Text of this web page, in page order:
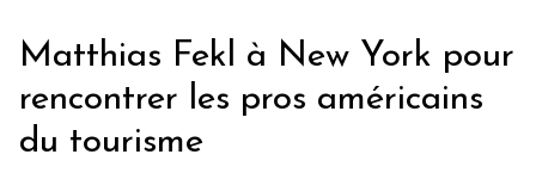
Matthias Fekl à New York pour
rencontrer les pros américains
du tourisme